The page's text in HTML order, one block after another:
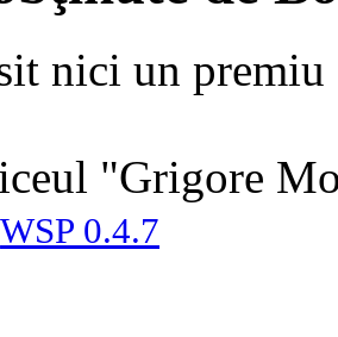
nici un premiu
"Grigore
WSP 0.4.7